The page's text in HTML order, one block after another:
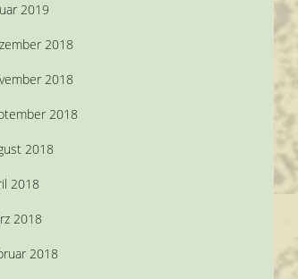
2019
2018
2018
2018
2018
2018
2018
2018